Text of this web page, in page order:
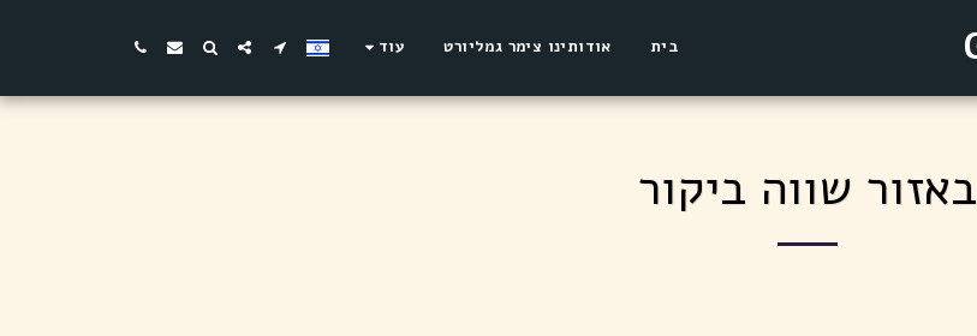
בית אודותינו צימר גמליורט עוד
באזור שווה ביקור